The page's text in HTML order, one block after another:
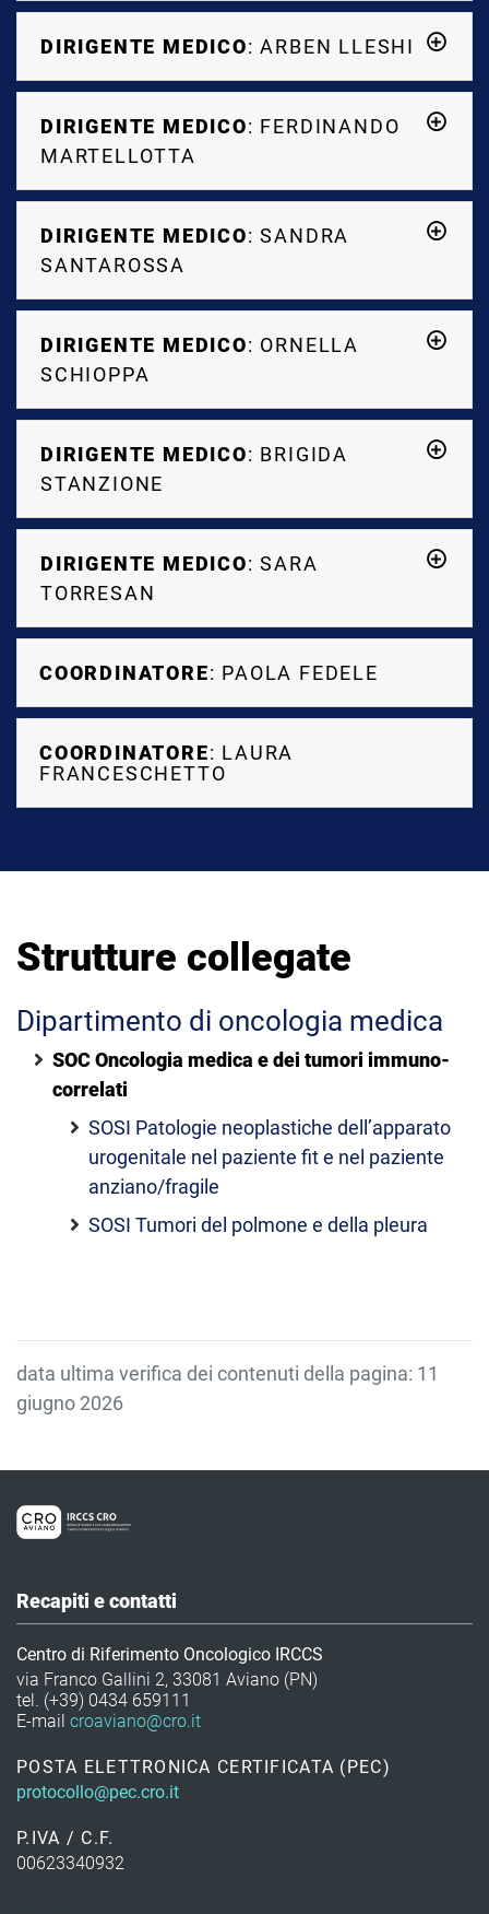
DIRIGENTE MEDICO : ARBEN LLESHI
DIRIGENTE MEDICO: FERDINANDO
MARTELLOTTA
DIRIGENTE MEDICO: SANDRA
SANTAROSSA
DIRIGENTE MEDICO: ORNELLA
SCHIOPPA
DIRIGENTE MEDICO: BRIGIDA
STANZIONE
DIRIGENTE MEDICO: SARA
TORRESAN
COORDINATORE: PAOLA FEDELE
COORDINATORE: LAURA
FRANCESCHETTO
Strutture collegate
Dipartimento di oncologia medica
SOC Oncologia medica e dei tumori immuno-
correlati
SOSI Patologie neoplastiche dell’apparato
urogenitale nel paziente fit e nel paziente
anziano/fragile
SOSI Tumori del polmone e della pleura
data ultima verifica dei contenuti della pagina: 11
giugno 2026
Recapiti e contatti
Centro di Riferimento Oncologico IRCCS
via Franco Gallini 2, 33081 Aviano (PN)
tel. (+39) 0434 659111
E-mail croaviano@cro.it
POSTA ELETTRONICA CERTIFICATA (PEC)
protocollo@pec.cro.it
P.IVA / C.F.
00623340932